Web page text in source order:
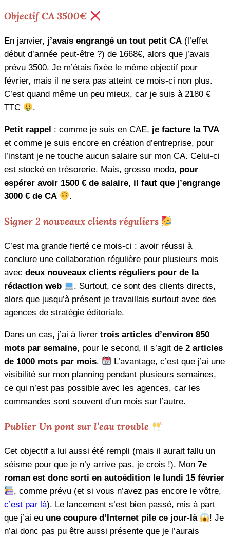
Objectif CA 3500€
En janvier, j’avais engrangé un tout petit CA (l’effet
début d’année peut-être ?) de 1668€, alors que j’avais
prévu 3500. Je m’étais fixée le même objectif pour
février, mais il ne sera pas atteint ce mois-ci non plus.
C’est quand même un peu mieux, car je suis à 2180 €
TTC
.
Petit rappel : comme je suis en CAE, je facture la TVA
et comme je suis encore en création d’entreprise, pour
l’instant je ne touche aucun salaire sur mon CA. Celui-ci
est stocké en trésorerie. Mais, grosso modo, pour
espérer avoir 1500 € de salaire, il faut que j’engrange
3000 € de CA
.
Signer 2 nouveaux clients réguliers
C’est ma grande fierté ce mois-ci : avoir réussi à
conclure une collaboration régulière pour plusieurs mois
avec deux nouveaux clients réguliers pour de la
rédaction web
. Surtout, ce sont des clients directs,
alors que jusqu’à présent je travaillais surtout avec des
agences de stratégie éditoriale.
Dans un cas, j’ai à livrer trois articles d’environ 850
mots par semaine, pour le second, il s’agit de 2 articles
de 1000 mots par mois.
L’avantage, c’est que j’ai une
visibilité sur mon planning pendant plusieurs semaines,
ce qui n’est pas possible avec les agences, car les
commandes sont souvent d’un mois sur l’autre.
Publier Un pont sur l’eau trouble
Cet objectif a lui aussi été rempli (mais il aurait fallu un
séisme pour que je n’y arrive pas, je crois !). Mon 7e
roman est donc sorti en autoédition le lundi 15 février
, comme prévu (et si vous n’avez pas encore le vôtre,
c’est par là). Le lancement s’est bien passé, mis à part
que j’ai eu une coupure d’Internet pile ce jour-là
! Je
n’ai donc pas pu être aussi présente que je l’aurais